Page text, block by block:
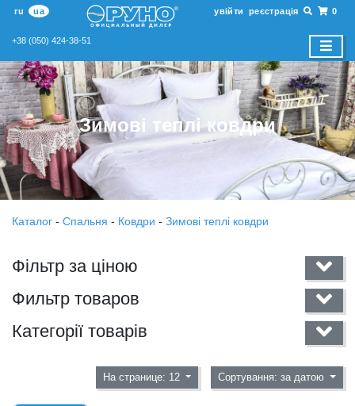
ru ua увійти реєстрація 0
+38 (050) 424-38-51
Зимові теплі ковдри
Каталог - Спальня - Ковдри - Зимові теплі ковдри
Фільтр за ціною
Фильтр товаров
Категорії товарів
На странице: 12 Сортування: за датою